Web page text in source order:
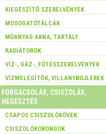
KIEGÉSZÍTŐ SZERELVÉNYEK
MOSOGATÓTÁLCÁK
MŰANYAG AKNA, TARTÁLY
RADIÁTOROK
VÍZ-, GÁZ-, FŰTÉSSZERELVÉNYEK
VÍZMELEGÍTŐK, VILLANYBOJLEREK
FORGÁCSOLÁS, CSISZOLÁS,
HEGESZTÉS
CSAPOS CSISZOLÓKÖVEK
CSISZOLÓKORONGOK